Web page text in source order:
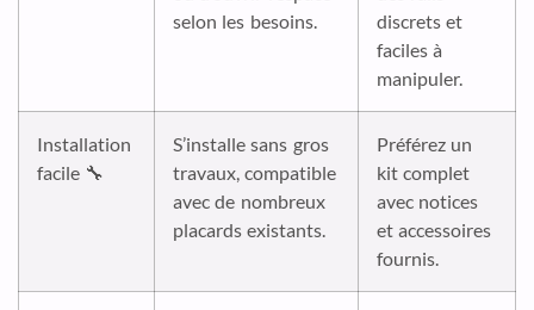
selon les besoins.
discrets et
faciles à
manipuler.
Installation
facile 🔧
S’installe sans gros
travaux, compatible
avec de nombreux
placards existants.
Préférez un
kit complet
avec notices
et accessoires
fournis.